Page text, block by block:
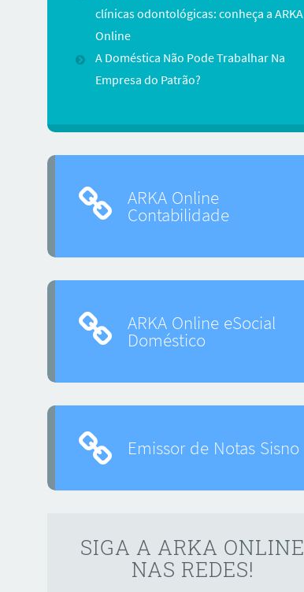
clínicas odontológicas: conheça a ARKA
Online
A Doméstica Não Pode Trabalhar Na
Empresa do Patrão?
ARKA Online
Contabilidade
ARKA Online eSocial
Doméstico
Emissor de Notas Sisno
SIGA A ARKA ONLINE
NAS REDES!